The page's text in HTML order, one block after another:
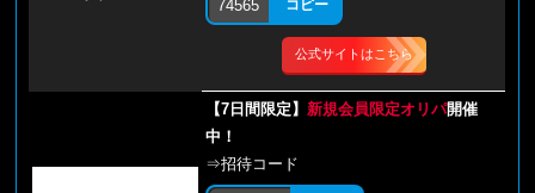
74565 コピー
公式サイトはこちら
【7日間限定】新規会員限定オリパ開催
中！
⇒招待コード